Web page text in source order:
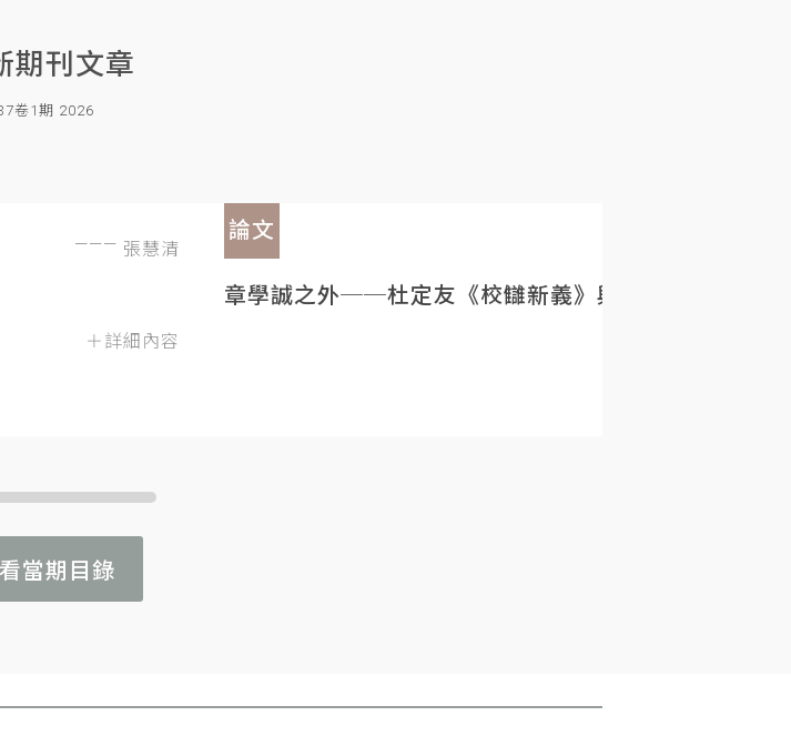
期刊文章
卷1期 2026
張慧清
＋詳細內容
論文
章學誠之外──杜定友《校讎新義》與民初目錄學的重
當期目錄